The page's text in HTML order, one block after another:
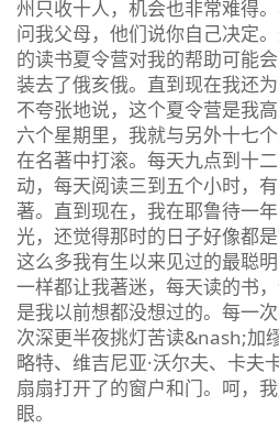
州只收十人，机会也非常难得
问我父母，他们说你自己决定
的读书夏令营对我的帮助可能
装去了俄亥俄。直到现在我还
不夸张地说，这个夏令营是我
六个星期里，我就与另外十七
在名著中打滚。每天九点到十
动，每天阅读三到五个小时，
著。直到现在，我在耶鲁待一
光，还觉得那时的日子好像都
这么多我有生以来见过的最聪
一样都让我著迷，每天读的书
是我以前想都没想过的。每一
次深更半夜挑灯苦读&nash;加
略特、维吉尼亚·沃尔夫、卡
扇扇打开了的窗户和门。呵，
眼。